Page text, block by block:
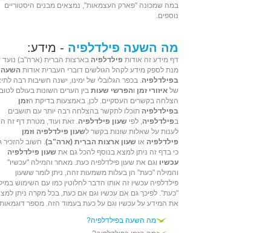
במה שמכונה "פארק העצמאות", נמצאים מבנים היסטוריים
נוספים.
מה השעה פילדלפיה - מידע:
דף מידע זה אודות פילדלפיה בארצות הברית (ארה"ב) נועד
מנת לספק מידע לקהל הגולשים דוברי העברית אודות השעה
בפילדלפיה. בכפר הגלובלי של ימינו, ישנה חשיבות רבה
של איזורי זמן והפרשי שעות בין הערים השונות בעולם
הצלחה בקשרים העסקיים. לכן, באמצעות בדיקת הזמן
בפילדלפיה תוכלו לתקשר בהצלחה רבה יותר עם תושבים
בפילדלפיה, לפי שעון פילדלפיה. זאת ועוד, מטרת דף זה
לענות על שאלות שונות בקשר לשעון פילדלפיה וזמן
פילדלפיה או שעון ארצות הברית (ארה"ב). חשוב להזכיר
כי בדף זה ניתן למצא בנוסף להכל גם את שעון פילדלפיה
עכשיו וגם את שעון פילדלפיה כעת. מאחר והמילה "עכשיו"
והמילה "כעת" הן בעלות משמעות זהה, ניתן לומר ששעון
פילדלפיה עכשיו זה אותו הדבר לחלוטין כמו עם השימוש
"כעת". לפיכך גם אם עכשיו וגם אם כעת, בכל מקרה ניתן
את המידע על עכשיו וגם על כעת בעמוד הזה. מספר
מה השעה בפילדלפיה?